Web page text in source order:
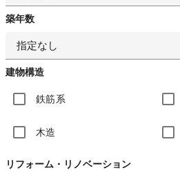
築年数
指定なし
建物構造
鉄筋系
木造
リフォーム・リノベーション